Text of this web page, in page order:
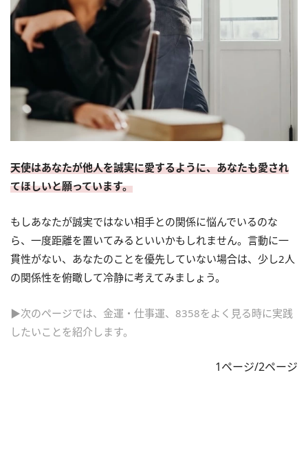
天使はあなたが他人を誠実に愛するように、あなたも愛され
てほしいと願っています。
もしあなたが誠実ではない相手との関係に悩んでいるのな
ら、一度距離を置いてみるといいかもしれません。言動に一
貫性がない、あなたのことを優先していない場合は、少し2人
の関係性を俯瞰して冷静に考えてみましょう。
▶次のページでは、金運・仕事運、8358をよく見る時に実践
したいことを紹介します。
1ページ/2ページ